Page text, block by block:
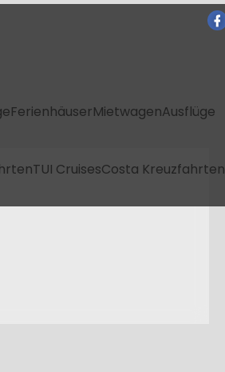
FerienhäuserMietwagenAusflüge
TUI CruisesCosta Kreuzfahrten